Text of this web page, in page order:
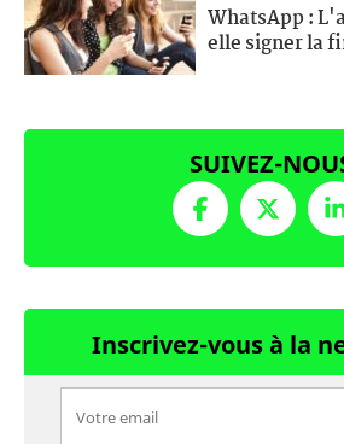
WhatsApp :
elle signer la
SUIVEZ-
Inscrivez-vous à la